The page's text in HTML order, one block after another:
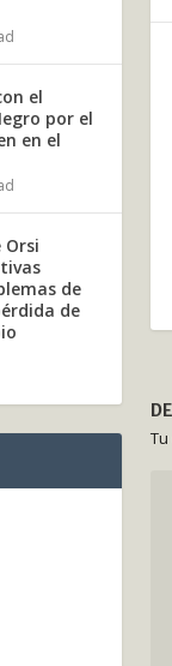
el
por el
en el
Orsi
de
de